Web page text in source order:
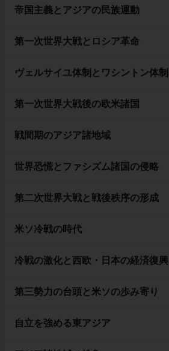
帝国主義とアジアの民族運動
第一次世界大戦とロシア革命
ヴェルサイユ体制とワシントン体制
第一次世界大戦後の欧米諸国
戦間期のアジア諸地域
世界恐慌とファシズム諸国の侵略
第二次世界大戦と戦後秩序の形成
米ソ冷戦の時代
冷戦の激化と西欧・日本の経済復興
第三勢力の台頭と米ソの歩み寄り
自立を強める東アジア